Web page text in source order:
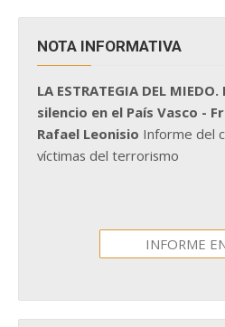
NOTA INFORMATIVA
LA ESTRATEGIA DEL
silencio en el País Vasco -
Rafael Leonisio Informe del
víctimas del terrorismo
INFORME